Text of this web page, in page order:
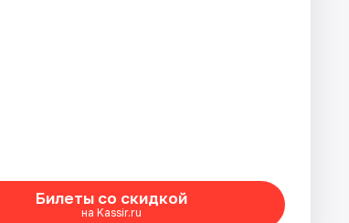
Билеты со скидкой
на Kassir.ru